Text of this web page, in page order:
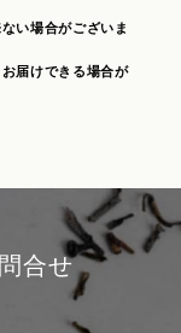
い場合がございま
届けできる場合が
合せ